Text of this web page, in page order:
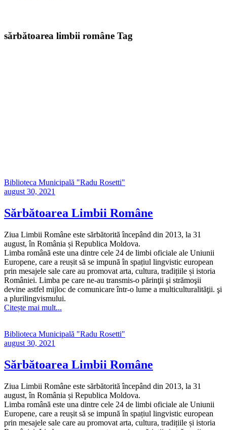
sărbătoarea limbii române Tag
Biblioteca Municipală "Radu Rosetti"
august 30, 2021
Sărbătoarea Limbii Române
Ziua Limbii Române este sărbătorită începând din 2013, la 31
august, în România și Republica Moldova.
Limba română este una dintre cele 24 de limbi oficiale ale Uniunii
Europene, care a reușit să se impună în spațiul lingvistic european
prin mesajele sale care au promovat arta, cultura, tradițiile și istoria
României. Limba pe care ne-au transmis-o părinţii şi strămoşii
devine astfel mijloc de comunicare într-o lume a multiculturalităţii. şi
a plurilingvismului.
Citește mai mult...
Biblioteca Municipală "Radu Rosetti"
august 30, 2021
Sărbătoarea Limbii Române
Ziua Limbii Române este sărbătorită începând din 2013, la 31
august, în România și Republica Moldova.
Limba română este una dintre cele 24 de limbi oficiale ale Uniunii
Europene, care a reușit să se impună în spațiul lingvistic european
prin mesajele sale care au promovat arta, cultura, tradițiile și istoria